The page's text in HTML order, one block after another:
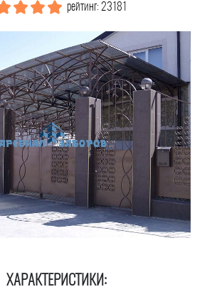
рейтинг: 23181
ХАРАКТЕРИСТИКИ: